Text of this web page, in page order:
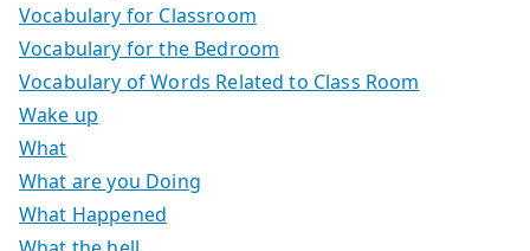
Vocabulary for Classroom
Vocabulary for the Bedroom
Vocabulary of Words Related to Class Room
Wake up
What
What are you Doing
What Happened